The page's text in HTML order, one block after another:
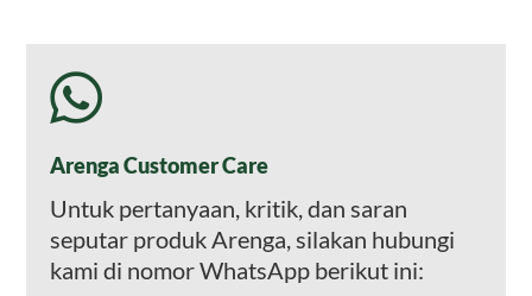
Arenga Customer Care
Untuk pertanyaan, kritik, dan saran
seputar produk Arenga, silakan hubungi
kami di nomor WhatsApp berikut ini: